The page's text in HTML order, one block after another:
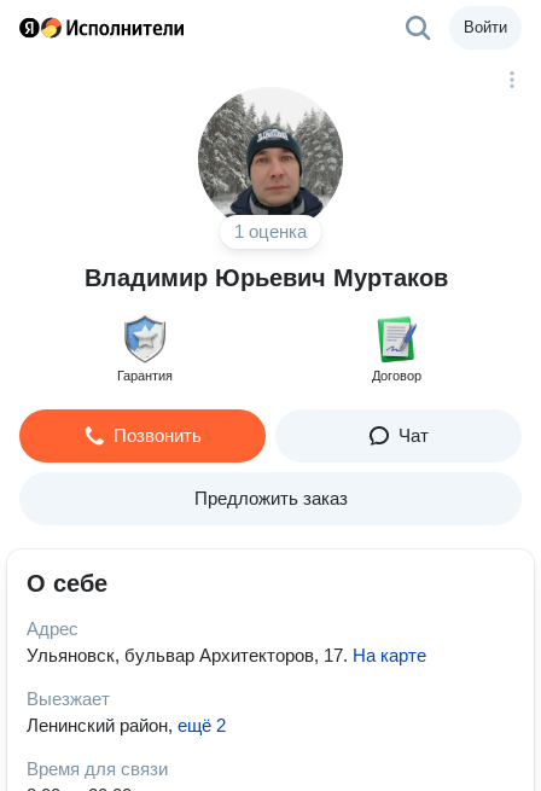
Войти
1 оценка
Владимир Юрьевич Муртаков
Гарантия Договор
Позвонить Чат
Предложить заказ
О себе
Адрес
Ульяновск, бульвар Архитекторов, 17. На карте
Выезжает
Ленинский район, ещё 2
Время для связи